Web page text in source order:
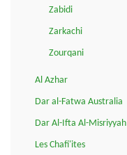
Zabidi
Zarkachi
Zourqani
Al Azhar
Dar al-Fatwa Australia
Dar Al-Ifta Al-Misriyyah
Les Chafi'ites